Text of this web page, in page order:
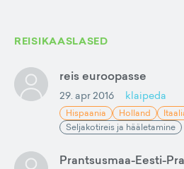
REISIKAASLASED
reis euroopasse
29. apr 2016 klaipeda
Hispaania Holland
Seljakotireis ja hääletamine
Prantsusmaa-Eesti-